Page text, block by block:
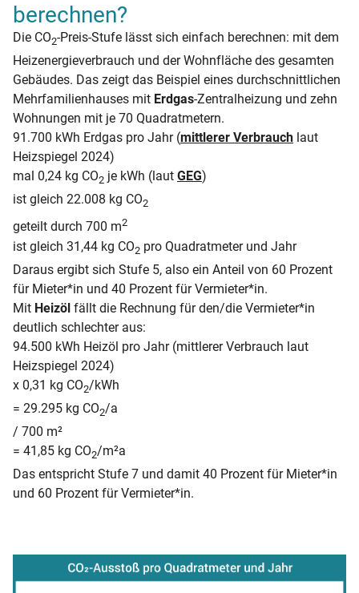
berechnen?
Die CO2-Preis-Stufe lässt sich einfach berechnen: mit dem
Heizenergieverbrauch und der Wohnfläche des gesamten
Gebäudes. Das zeigt das Beispiel eines durchschnittlichen
Mehrfamilienhauses mit Erdgas-Zentralheizung und zehn
Wohnungen mit je 70 Quadratmetern.
91.700 kWh Erdgas pro Jahr (mittlerer Verbrauch laut
Heizspiegel 2024)
mal 0,24 kg CO2 je kWh (laut GEG)
ist gleich 22.008 kg CO2
geteilt durch 700 m2
ist gleich 31,44 kg CO2 pro Quadratmeter und Jahr
Daraus ergibt sich Stufe 5, also ein Anteil von 60 Prozent
für Mieter*in und 40 Prozent für Vermieter*in.
Mit Heizöl fällt die Rechnung für den/die Vermieter*in
deutlich schlechter aus:
94.500 kWh Heizöl pro Jahr (mittlerer Verbrauch laut
Heizspiegel 2024)
x 0,31 kg CO2/kWh
= 29.295 kg CO2/a
/ 700 m²
= 41,85 kg CO2/m²a
Das entspricht Stufe 7 und damit 40 Prozent für Mieter*in
und 60 Prozent für Vermieter*in.